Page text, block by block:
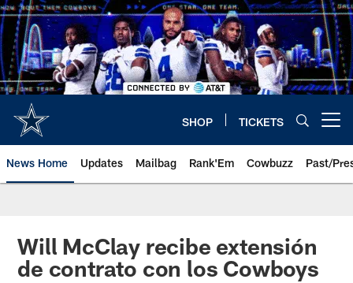
Skip
to
main
content
SHOP TICKETS
News Home Updates Mailbag Rank'Em Cowbuzz Past/
Will McClay recibe extensión
de contrato con los Cowboys